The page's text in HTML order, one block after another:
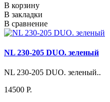
В корзину
В закладки
В сравнение
NL 230-205 DUO. зеленый
NL 230-205 DUO. зеленый..
14500 P.